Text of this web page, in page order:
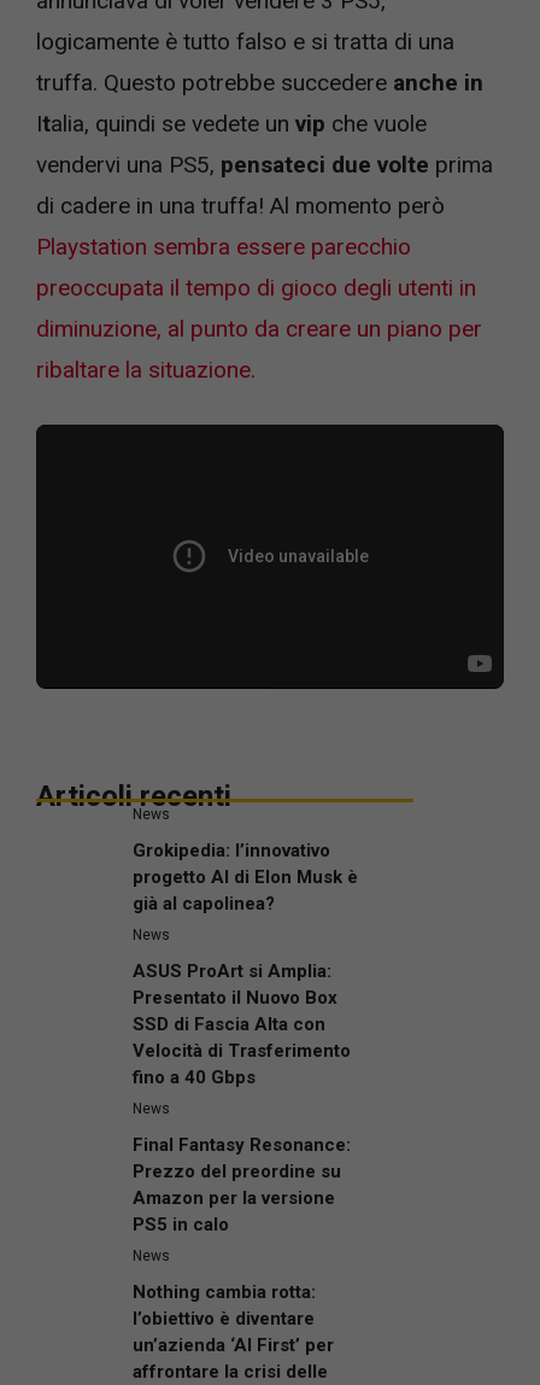
logicamente è tutto falso e si tratta di una
truffa. Questo potrebbe succedere anche in
Italia, quindi se vedete un vip che vuole
vendervi una PS5, pensateci due volte prima
di cadere in una truffa! Al momento però
Playstation sembra essere parecchio
preoccupata il tempo di gioco degli utenti in
diminuzione, al punto da creare un piano per
ribaltare la situazione.
Articoli recenti
News
Grokipedia: l’innovativo
progetto AI di Elon Musk è
già al capolinea?
News
ASUS ProArt si Amplia:
Presentato il Nuovo Box
SSD di Fascia Alta con
Velocità di Trasferimento
fino a 40 Gbps
News
Final Fantasy Resonance:
Prezzo del preordine su
Amazon per la versione
PS5 in calo
News
Nothing cambia rotta:
l’obiettivo è diventare
un’azienda ‘AI First’ per
affrontare la crisi delle